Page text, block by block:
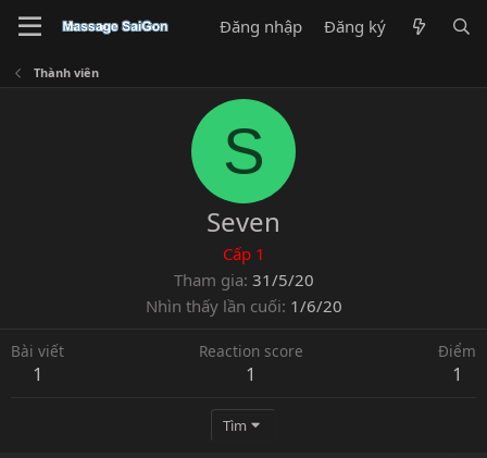
Đăng nhập Đăng ký
Thành viên
S
Seven
Cấp 1
Tham gia 31/5/20
Nhìn thấy lần cuối 1/6/20
Bài viết
1
Reaction score
1
Điểm
1
Tìm